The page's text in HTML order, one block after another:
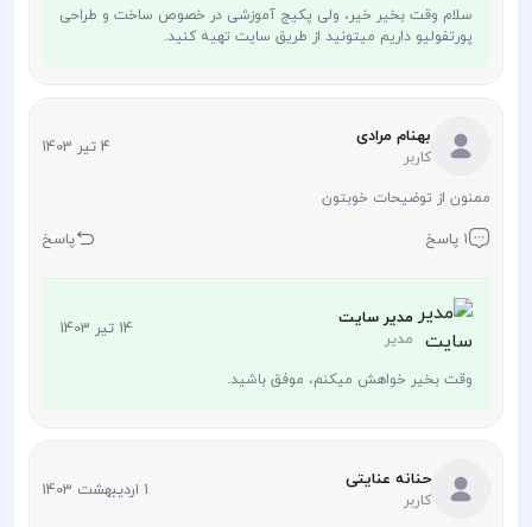
سلام وقت بخیر خیر، ولی پکیج آموزشی در خصوص ساخت و طراحی
پورتفولیو داریم میتونید از طریق سایت تهیه کنید.
بهنام مرادی
کاربر 4 تیر 1403
ممنون از توضیحات خوبتون
1 پاسخ پاسخ
مدیر سایت
مدیر 14 تیر 1403
وقت بخیر خواهش میکنم، موفق باشید.
حنانه عنایتی
کاربر 1 اردیبهشت 1403